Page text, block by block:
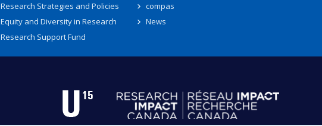
Research Strategies and Policies
Equity and Diversity in Research
Research Support Fund
compas
News